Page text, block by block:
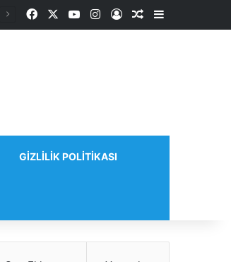
FacebookYouTubeInstagram
Kayıt OlRastgele Makale
Kenar
GIZLILIK POLITIKASI